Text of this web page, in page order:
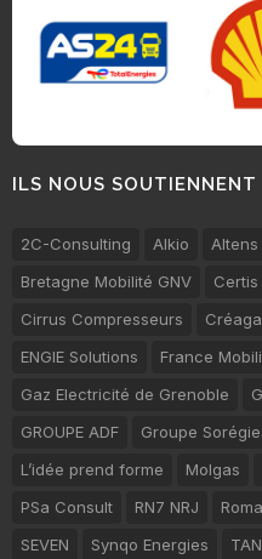
ILS NOUS SOUTIENNENT
2C-Consulting Alkio Altens
Bretagne Mobilité GNV
Cirrus Compresseurs
ENGIE Solutions
France
Gaz Electricité de Grenoble
GROUPE ADF
Groupe
L’idée prend forme
Molgas
PSa Consult
RN7 NRJ
SEVEN
Synqo Energies